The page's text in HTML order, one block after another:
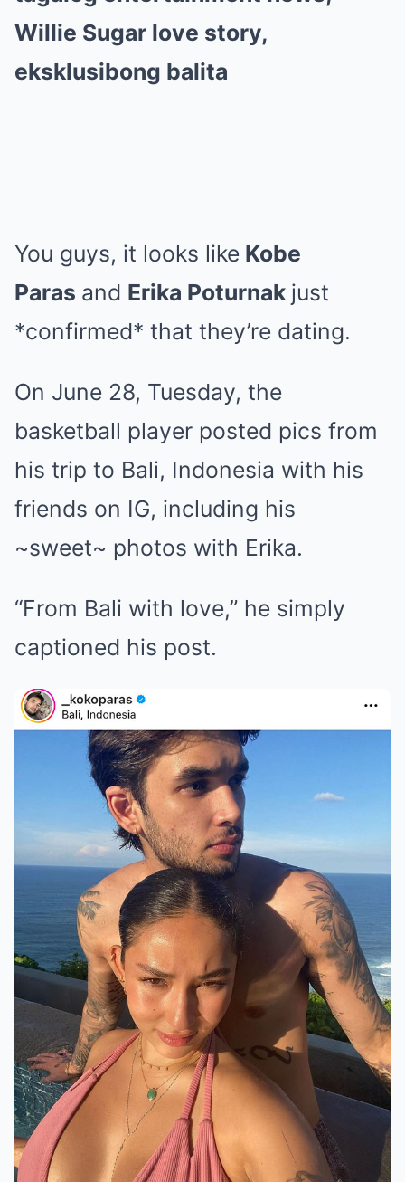
Willie Sugar love story,
eksklusibong balita
You guys, it looks like Kobe
Paras and Erika Poturnak just
*confirmed* that they’re dating.
On June 28, Tuesday, the
basketball player posted pics from
his trip to Bali, Indonesia with his
friends on IG, including his
~sweet~ photos with Erika.
“From Bali with love,” he simply
captioned his post.